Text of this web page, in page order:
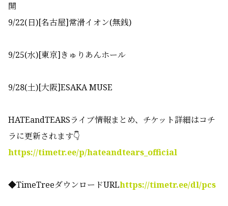
開
9/22(日)[名古屋]常滑イオン(無銭)
9/25(水)[東京]きゅりあんホール
9/28(土)[大阪]ESAKA MUSE
HATEandTEARSライブ情報まとめ、チケット詳細はコチ
ラに更新されます👇
https://timetr.ee/p/hateandtears_official
◆TimeTreeダウンロードURLhttps://timetr.ee/dl/pcs